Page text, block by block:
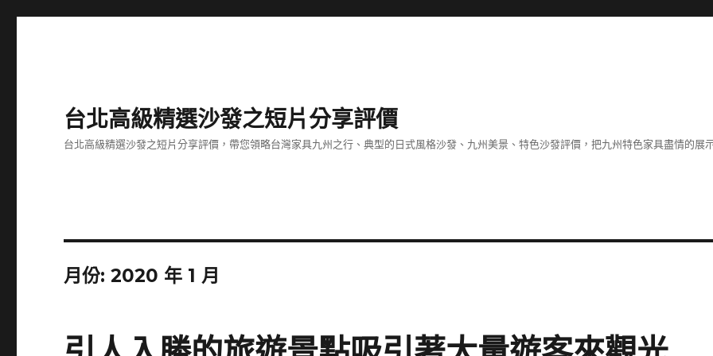
台北高級精選沙發之短片分享評價
台北高級精選沙發之短片分享評價，帶您領略台灣家具九州之行、典型的日式風格沙發、九州美景、特色沙發評價，把九州特色家具盡情的展
月份:2020 年 1 月